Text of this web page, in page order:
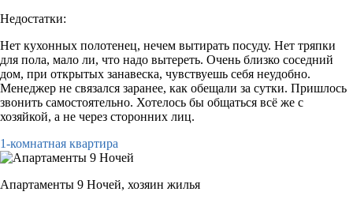
Недостатки:
Нет кухонных полотенец, нечем вытирать посуду. Нет тряпки
для пола, мало ли, что надо вытереть. Очень близко соседний
дом, при открытых занавеска, чувствуешь себя неудобно.
Менеджер не связался заранее, как обещали за сутки. Пришлось
звонить самостоятельно. Хотелось бы общаться всё же с
хозяйкой, а не через сторонних лиц.
1-комнатная квартира
Апартаменты 9 Ночей, хозяин жилья